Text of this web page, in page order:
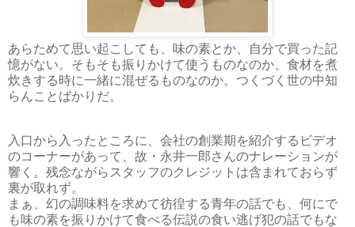
あらためて思い起こしても、味の素とか、自分で買った記
憶がない。そもそも振りかけて使うものなのか、食材を煮
炊きする時に一緒に混ぜるものなのか。つくづく世の中知
らんことばかりだ。
入口から入ったところに、会社の創業期を紹介するビデオ
のコーナーがあって、故・永井一郎さんのナレーションが
響く。残念ながらスタッフのクレジットは含まれておらず
裏が取れず。
まぁ、幻の調味料を求めて彷徨する青年の話でも、何にで
も味の素を振りかけて食べる伝説の食い逃げ犯の話でもな